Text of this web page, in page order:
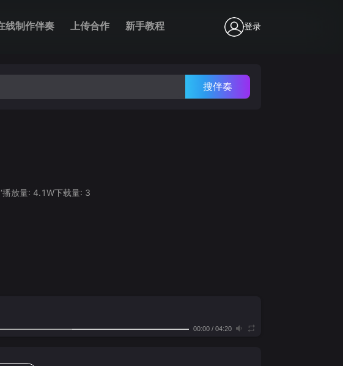
线制作伴奏 上传合作 新手教程 登录
搜伴奏
播放量: 4.1W下载量: 3
00:00/ 04:20